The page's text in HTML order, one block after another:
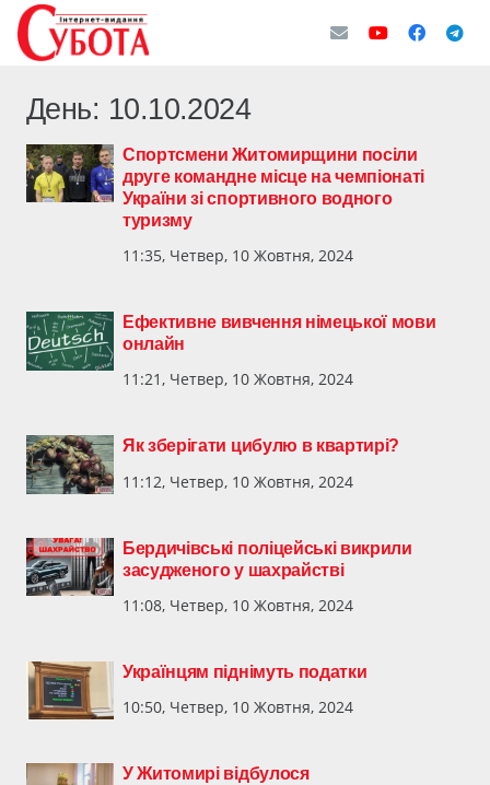
День: 10.10.2024
Спортсмени Житомирщини посіли
друге командне місце на чемпіонаті
України зі спортивного водного
туризму
11:35, Четвер, 10 Жовтня, 2024
Ефективне вивчення німецької мови
онлайн
11:21, Четвер, 10 Жовтня, 2024
Як зберігати цибулю в квартирі?
11:12, Четвер, 10 Жовтня, 2024
Бердичівські поліцейські викрили
засудженого у шахрайстві
11:08, Четвер, 10 Жовтня, 2024
Українцям піднімуть податки
10:50, Четвер, 10 Жовтня, 2024
У Житомирі відбулося